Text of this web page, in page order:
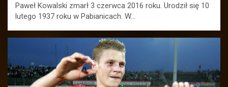
Paweł Kowalski zmarł 3 czerwca 2016 roku. Urodził się 10
lutego 1937 roku w Pabianicach. W…